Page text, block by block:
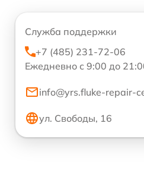
Служба поддержки
+7 (485) 231-72-06
Ежедневно с 9:00 до
info@yrs.fluke-repair-
ул. Свободы, 16